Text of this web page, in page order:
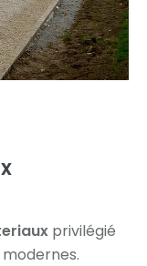
privilégié
modernes.